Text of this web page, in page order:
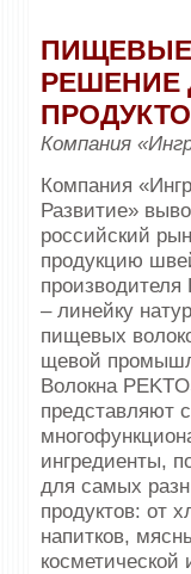
ПИЩЕВЫЕ
РЕШЕНИЕ
Компания
Компания
Развитие»
российский
продукцию
производителя
– ли­нейку
пищевых
щевой
Волокна
представляют
ингредиенты,
для самых
продуктов: от
напитков,